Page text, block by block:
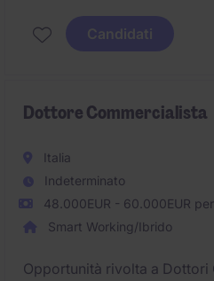
cerchiamo un/a Senior Legal
Specialist.
Candidati
Dottore Commercialista
Italia
Indeterminato
48.000EUR - 60.000EUR
Smart Working/Ibrido
Opportunità rivolta a Dottori